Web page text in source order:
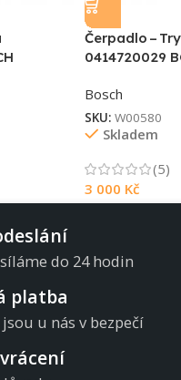
Čerpadlo –
0414720029
Bosch
SKU: W00580
Skladem
(5)
3 000 Kč
do 24 hodin
platba
u nás v bezpečí